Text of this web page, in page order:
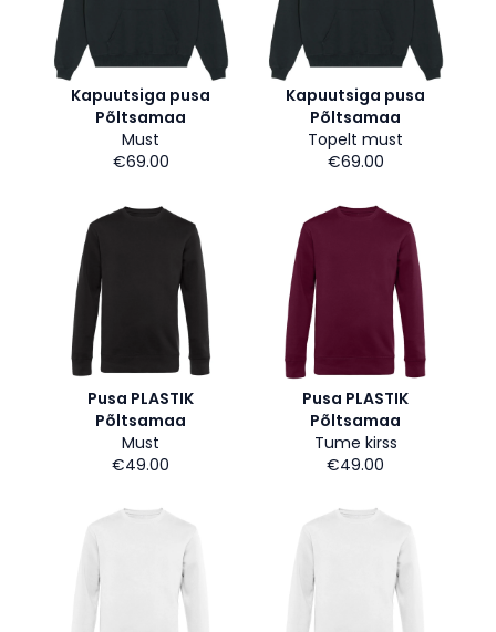
Kapuutsiga pusa
Põltsamaa
Must
€69.00
Kapuutsiga pusa
Põltsamaa
Topelt must
€69.00
Pusa PLASTIK
Põltsamaa
Must
€49.00
Pusa PLASTIK
Põltsamaa
Tume kirss
€49.00